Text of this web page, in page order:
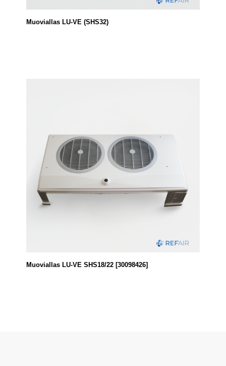
Muoviallas LU-VE (SHS32)
Muoviallas LU-VE SHS18/22 [30098426]